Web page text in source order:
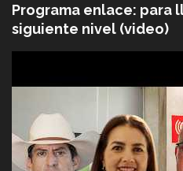
Programa enlace: para
siguiente nivel (video)